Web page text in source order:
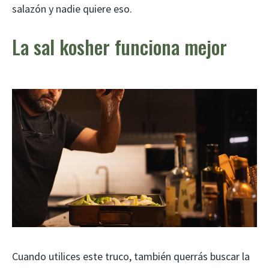
salazón y nadie quiere eso.
La sal kosher funciona mejor
Cuando utilices este truco, también querrás buscar la